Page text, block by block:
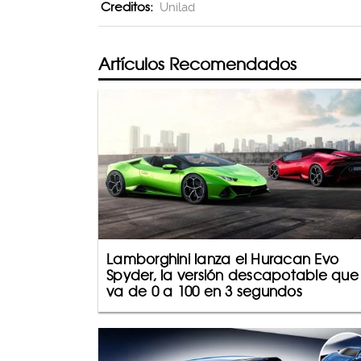
Creditos: Unilad
Artículos Recomendados
Lamborghini lanza el Huracan Evo
Spyder, la versión descapotable que
va de 0 a 100 en 3 segundos